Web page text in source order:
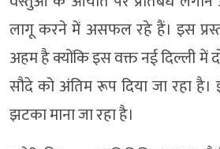
लागू करने में असफल रहे हैं। इस
अहम है क्योंकि इस वक्त नई दिल्ली में
सौदे को अंतिम रूप दिया जा रहा
झटका माना जा रहा है।